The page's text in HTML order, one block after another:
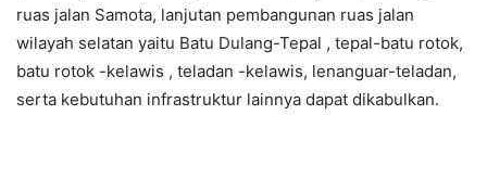
ruas jalan Samota, lanjutan pembangunan ruas jalan
wilayah selatan yaitu Batu Dulang-Tepal , tepal-batu rotok,
batu rotok -kelawis , teladan -kelawis, lenanguar-teladan,
serta kebutuhan infrastruktur lainnya dapat dikabulkan.